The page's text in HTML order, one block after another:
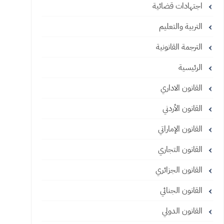
اجتهادات قضائية
التربية والتعليم
الترجمة القانونية
الرئيسية
القانون الاداري
القانون الأردني
القانون الإماراتي
القانون التجاري
القانون الجزائري
القانون الجنائي
القانون الدولي